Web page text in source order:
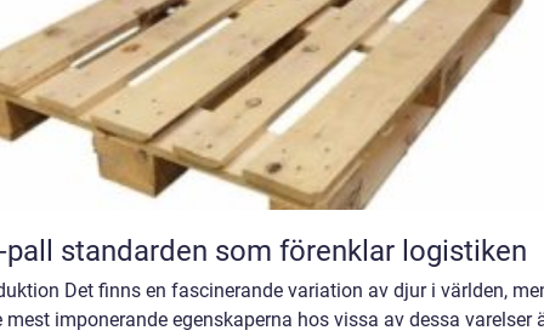
Eur-pall standarden som förenklar logistiken
Det finns en fascinerande variation av djur i världen,
mest imponerande egenskaperna hos vissa av dessa varelser